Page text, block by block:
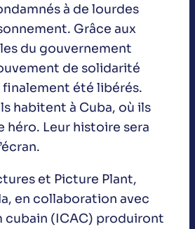
à de lourdes
Grâce aux
du gouvernement
de solidarité
été libérés.
habitent à Cuba, où ils
héro. Leur histoire sera
et Picture Plant,
en collaboration avec
cubain (ICAC) produiront